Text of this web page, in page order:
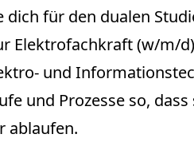
dich für den dualen
Elektrofachkraft (w/m/
und
und Prozesse so,
ablaufen.